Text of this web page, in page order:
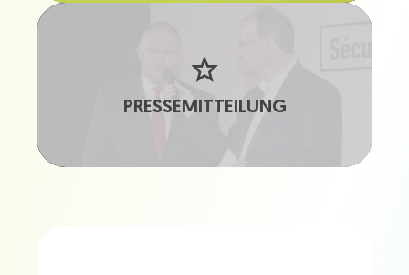
PRESSEMITTEILUNG